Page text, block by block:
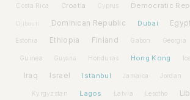
Costa Rica Croatia Cyprus Democratic
Djibouti Dominican Republic Dubai Egypt
Estonia Ethiopia Finland Gabon Georgia
Guinea Guyana Honduras Hong Kong
Iraq Israel Istanbul Jamaica Jordan
Kyrgyzstan Lagos Latvia Lesotho